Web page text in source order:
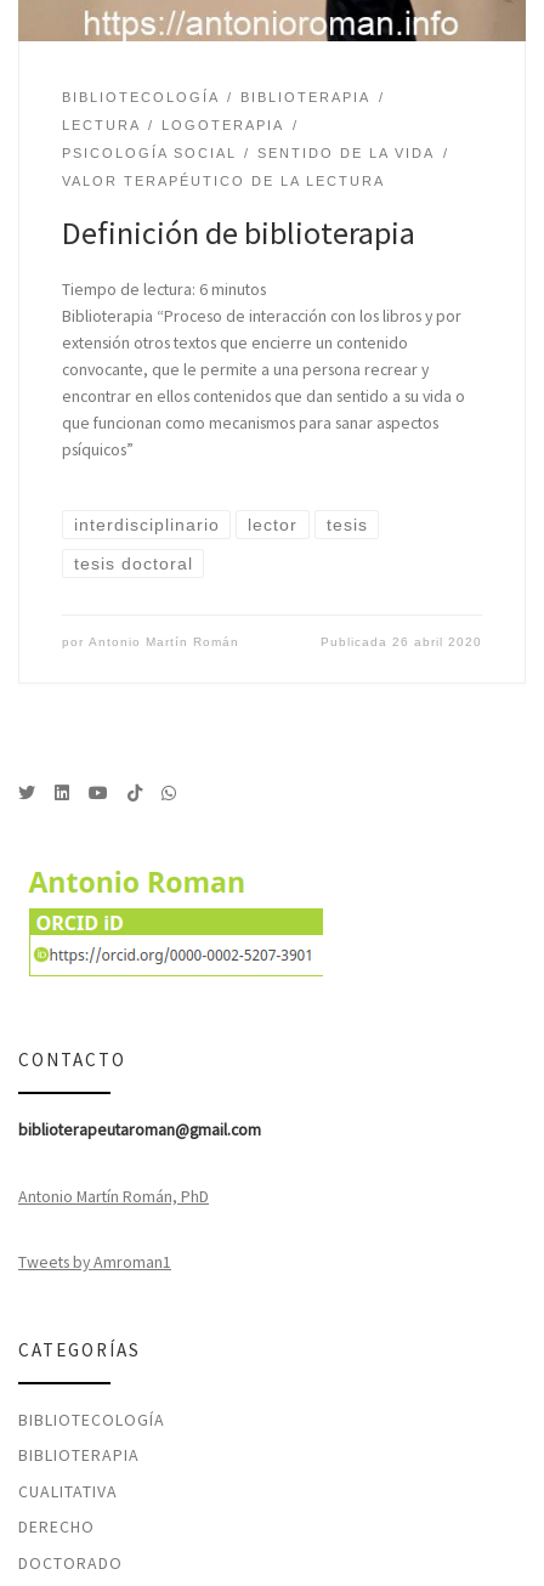
BIBLIOTECOLOGÍA
BIBLIOTERAPIA
LECTURA
LOGOTERAPIA
PSICOLOGÍA SOCIAL
SENTIDO DE LA VIDA
VALOR TERAPÉUTICO DE LA LECTURA
Definición de biblioterapia
Tiempo de lectura: 6minutos
Biblioterapia “Proceso de interacción con los libros y por
extensión otros textos que encierre un contenido
convocante, que le permite a una persona recrear y
encontrar en ellos contenidos que dan sentido a su vida o
que funcionan como mecanismos para sanar aspectos
psíquicos”
interdisciplinario lector tesis
tesis doctoral
por Antonio Martín Román Publicada26 abril 2020
CONTACTO
biblioterapeutaroman@gmail.com
Antonio Martín Román, PhD
Tweets by Amroman1
CATEGORÍAS
BIBLIOTECOLOGÍA
BIBLIOTERAPIA
CUALITATIVA
DERECHO
DOCTORADO